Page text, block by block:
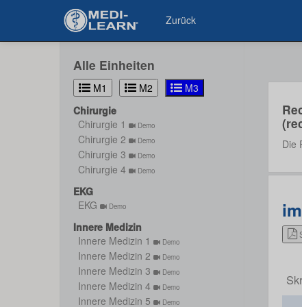
Zurück
Alle Einheiten
M1 M2
M3
Chirurgie
Chirurgie 1
Demo
Chirurgie 2 Demo
Chirurgie 3 Demo
Chirurgie 4 Demo
EKG
EKG
Demo
Innere Medizin
Innere Medizin 1
Demo
Innere Medizin 2 Demo
Innere Medizin 3 Demo
Innere Medizin 4 Demo
Innere Medizin 5 Demo
Die